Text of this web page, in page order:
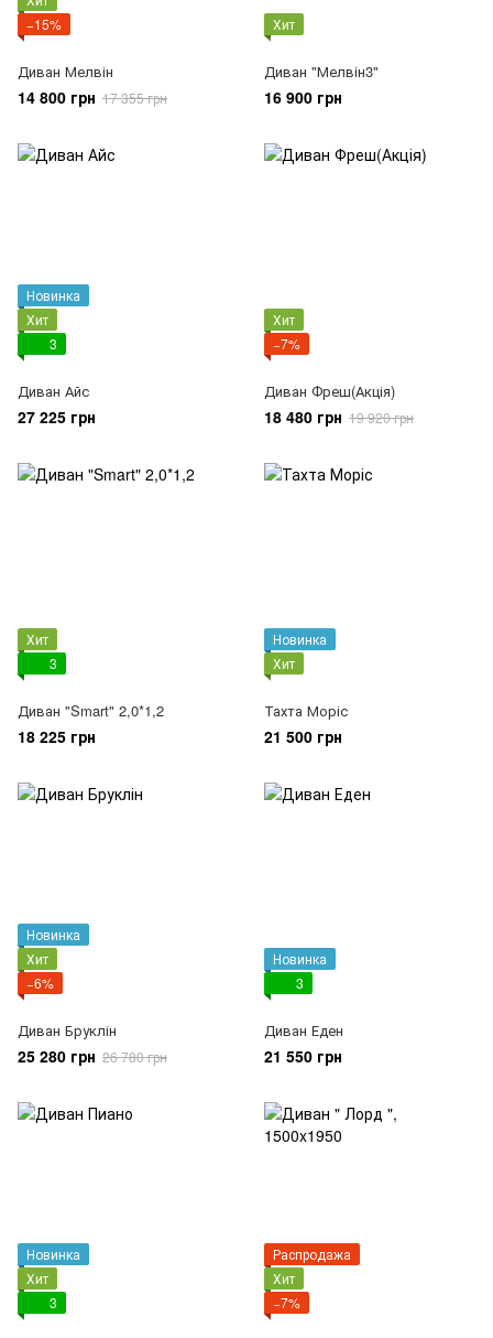
−15%
Диван Мелвін
14 800 грн 17 355 грн
Хит
Диван "Мелвін3"
16 900 грн
Новинка
Хит
3
Диван Айс
27 225 грн
Хит
−7%
Диван Фреш(Акція)
18 480 грн 19 920 грн
Хит
3
Диван "Smart" 2,0*1,2
18 225 грн
Новинка
Хит
Тахта Моріс
21 500 грн
Новинка
Хит
−6%
Диван Бруклін
25 280 грн 26 780 грн
Новинка
3
Диван Еден
21 550 грн
Новинка
Хит
3
Распродажа
Хит
−7%